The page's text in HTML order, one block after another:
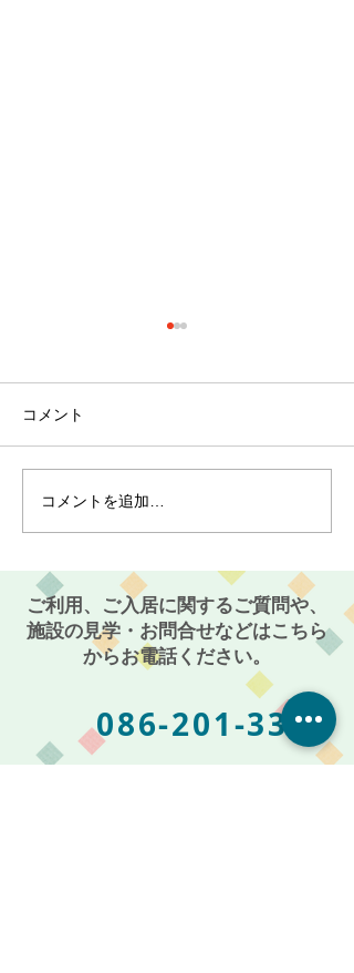
最近のブーム〜小規模多
機能ホーム麻姑の小町伊
コメント
コメントを追加…
ご利用、ご入居に関するご質問や、
施設の見学・お問合せなどはこちら
からお電話ください。
086-201-3335